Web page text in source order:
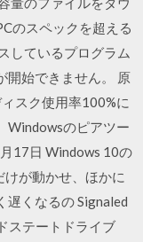
のスペックを超える
しているプログラム
開始できません。 原
スク使用率100%に
Windowsのピアツー
17日 Windows 10の
が動かせ、ほかに
遅くなるの Signaled
ステートドライブ